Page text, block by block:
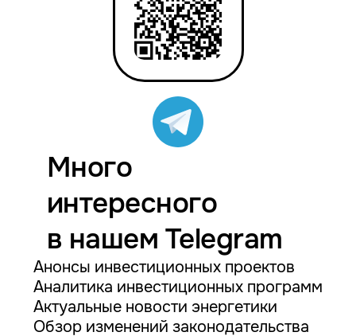
Много
интересного
в нашем Telegram
Анонсы инвестиционных проектов
Аналитика инвестиционных программ
Актуальные новости энергетики
Обзор изменений законодательства